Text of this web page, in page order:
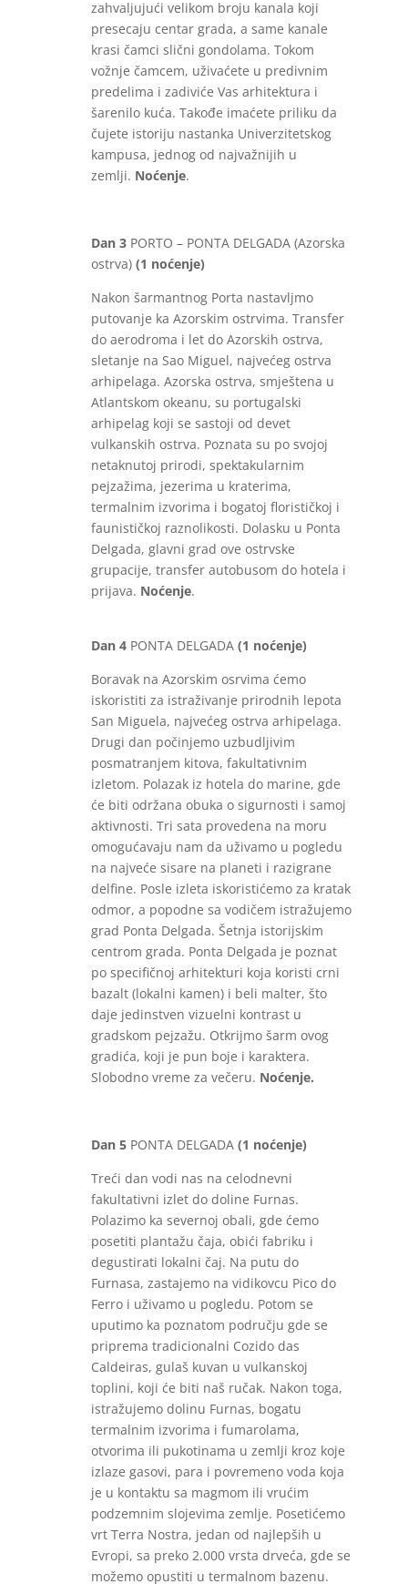
zahvaljujući velikom broju kanala koji
presecaju centar grada, a same kanale
krasi čamci slični gondolama. Tokom
vožnje čamcem, uživaćete u predivnim
predelima i zadiviće Vas arhitektura i
šarenilo kuća. Takođe imaćete priliku da
čujete istoriju nastanka Univerzitetskog
kampusa, jednog od najvažnijih u
zemlji. Noćenje.
Dan 3 PORTO – PONTA DELGADA (Azorska
ostrva)(1 noćenje)
Nakon šarmantnog Porta nastavljmo
putovanje ka Azorskim ostrvima. Transfer
do aerodroma i let do Azorskih ostrva,
sletanje na Sao Miguel, najvećeg ostrva
arhipelaga. Azorska ostrva, smještena u
Atlantskom okeanu, su portugalski
arhipelag koji se sastoji od devet
vulkanskih ostrva. Poznata su po svojoj
netaknutoj prirodi, spektakularnim
pejzažima, jezerima u kraterima,
termalnim izvorima i bogatoj florističkoj i
faunističkoj raznolikosti. Dolasku u Ponta
Delgada, glavni grad ove ostrvske
grupacije, transfer autobusom do hotela i
prijava. Noćenje.
Dan 4 PONTA DELGADA(1 noćenje)
Boravak na Azorskim osrvima ćemo
iskoristiti za istraživanje prirodnih lepota
San Miguela, najvećeg ostrva arhipelaga.
Drugi dan počinjemo uzbudljivim
posmatranjem kitova, fakultativnim
izletom. Polazak iz hotela do marine, gde
će biti održana obuka o sigurnosti i samoj
aktivnosti. Tri sata provedena na moru
omogućavaju nam da uživamo u pogledu
na najveće sisare na planeti i razigrane
delfine. Posle izleta iskoristićemo za kratak
odmor, a popodne sa vodičem istražujemo
grad Ponta Delgada. Šetnja istorijskim
centrom grada. Ponta Delgada je poznat
po specifičnoj arhitekturi koja koristi crni
bazalt (lokalni kamen) i beli malter, što
daje jedinstven vizuelni kontrast u
gradskom pejzažu. Otkrijmo šarm ovog
gradića, koji je pun boje i karaktera.
Slobodno vreme za večeru. Noćenje.
Dan 5 PONTA DELGADA(1 noćenje)
Treći dan vodi nas na celodnevni
fakultativni izlet do doline Furnas.
Polazimo ka severnoj obali, gde ćemo
posetiti plantažu čaja, obići fabriku i
degustirati lokalni čaj. Na putu do
Furnasa, zastajemo na vidikovcu Pico do
Ferro i uživamo u pogledu. Potom se
uputimo ka poznatom području gde se
priprema tradicionalni Cozido das
Caldeiras, gulaš kuvan u vulkanskoj
toplini, koji će biti naš ručak. Nakon toga,
istražujemo dolinu Furnas, bogatu
termalnim izvorima i fumarolama,
otvorima ili pukotinama u zemlji kroz koje
izlaze gasovi, para i povremeno voda koja
je u kontaktu sa magmom ili vrućim
podzemnim slojevima zemlje. Posetićemo
vrt Terra Nostra, jedan od najlepših u
Evropi, sa preko 2.000 vrsta drveća, gde se
možemo opustiti u termalnom bazenu.